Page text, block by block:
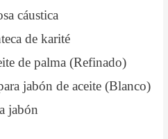
cáustica
de karité
de palma (Refinado)
jabón de aceite (Blanco)
jabón